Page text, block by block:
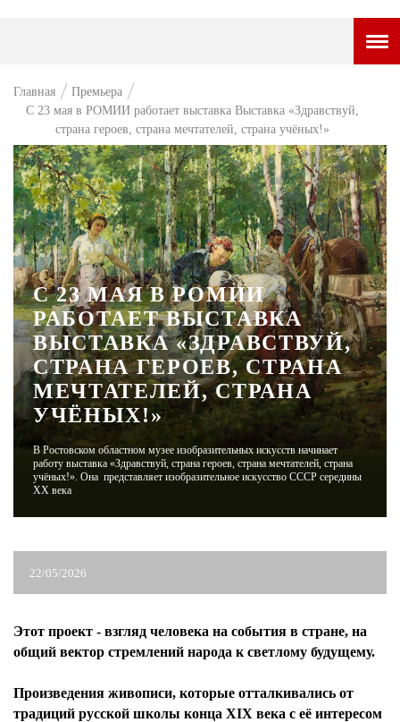
НОВОСТИ
ВОПРОС НЕДЕЛИ
ПРЕМЬЕРА
ТАМ И ТУТ
СТИЛЬ ЖИЗНИ
ХАЙП
ЧЕЛОВЕК ОСОБЕННЫЙ
КУЛЬТ ЕДЫ
АФИША
Главная
Премьера
С 23 мая в РОМИИ работает выставка Выставка «Здравствуй,
страна героев, страна мечтателей, страна учёных!»
С 23 МАЯ В РОМИИ
РАБОТАЕТ ВЫСТАВКА
ВЫСТАВКА «ЗДРАВСТВУЙ,
СТРАНА ГЕРОЕВ, СТРАНА
МЕЧТАТЕЛЕЙ, СТРАНА
УЧЁНЫХ!»
В Ростовском областном музее изобразительных искусств начинает
работу выставка «Здравствуй, страна героев, страна мечтателей, страна
учёных!». Она представляет изобразительное искусство СССР середины
ХХ века
22/05/2026
Этот проект - взгляд человека на события в стране, на
общий вектор стремлений народа к светлому будущему.
Произведения живописи, которые отталкивались от
традиций русской школы конца XIX века с её интересом